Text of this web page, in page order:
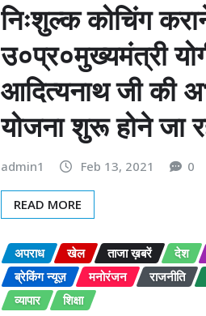
निःशुल्क कोचिंग
उ०प्र०मुख्यमंत्री
आदित्यनाथ जी की
योजना शुरू होने जा
admin1 Feb 13, 2021 0
READ MORE
अपराध खेल ताजा ख़बरें देश
ब्रेकिंग न्यूज़
मनोरंजन राजनीति
व्यापार
शिक्षा